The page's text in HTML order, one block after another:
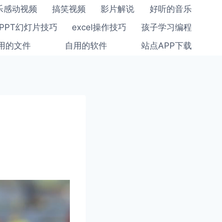
感动视频 搞笑视频 影片解说
好听的音乐
幻灯片技巧
excel操作技巧
孩子学习编程
的文件
自用的软件 站点APP下载